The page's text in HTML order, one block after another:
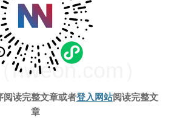
阅读完整文章或者登入网站阅读完整文
章
nweon.com）